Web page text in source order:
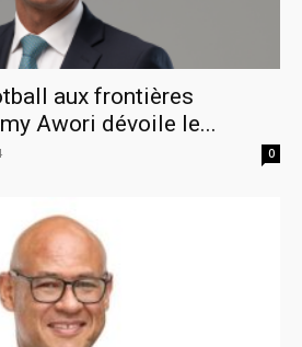
aux frontières
Awori dévoile le...
0